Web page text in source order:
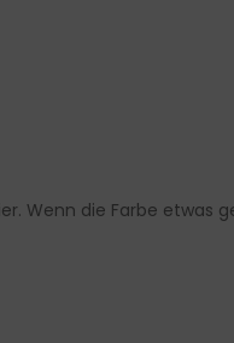
Wenn die Farbe etwas